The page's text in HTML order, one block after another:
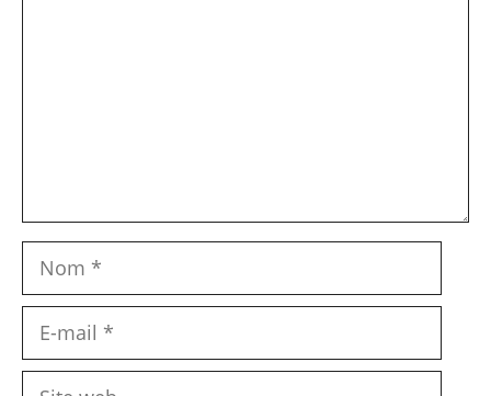
Nom
Site